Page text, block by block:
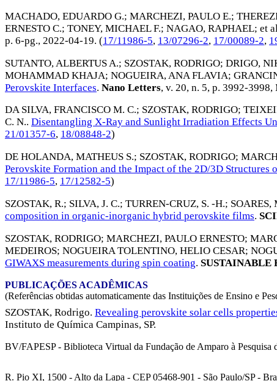
MACHADO, EDUARDO G.; MARCHEZI, PAULO E.;
ERNESTO C.; TONEY, MICHAEL F.; NAGAO, RAPHAEL; et
p. 6-pg., 2022-04-19. (17/11986-5, 13/07296-2, 17/00089-2,
SUTANTO, ALBERTUS A.; SZOSTAK, RODRIGO; DRIGO,
MOHAMMAD KHAJA; NOGUEIRA, ANA FLAVIA;
Perovskite Interfaces. Nano Letters, v. 20, n. 5, p. 3992-3998,
DA SILVA, FRANCISCO M. C.; SZOSTAK, RODRIGO;
C. N.. Disentangling X-Ray and Sunlight Irradiation Effects
21/01357-6, 18/08848-2)
DE HOLANDA, MATHEUS S.; SZOSTAK, RODRIGO;
Perovskite Formation and the Impact of the 2D/3D
17/11986-5, 17/12582-5)
SZOSTAK, R.; SILVA, J. C.; TURREN-CRUZ, S. -H.; SOARES,
composition in organic-inorganic hybrid perovskite films.
SZOSTAK, RODRIGO; MARCHEZI, PAULO ERNESTO;
MEDEIROS; NOGUEIRA TOLENTINO, HELIO CESAR;
GIWAXS measurements during spin coating. SUSTAINABLE
PUBLICAÇÕES ACADÊMICAS
(Referências obtidas automaticamente das Instituições de Ensino e
SZOSTAK, Rodrigo. Revealing perovskite solar cells
Instituto de Química Campinas, SP.
BV/FAPESP - Biblioteca Virtual da Fundação de Amparo à Pesquisa
R. Pio XI, 1500 - Alto da Lapa - CEP 05468-901 - São Paulo/SP -